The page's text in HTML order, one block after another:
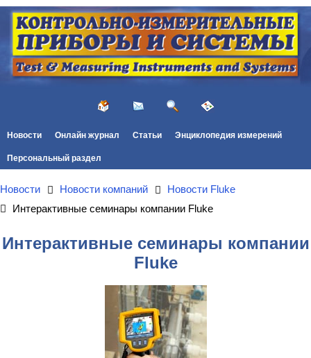
Новости Онлайн журнал Статьи Энциклопедия измерений
Персональный раздел
Новости Новости компаний
Новости Fluke
Интерактивные семинары компании Fluke
Интерактивные семинары компании
Fluke